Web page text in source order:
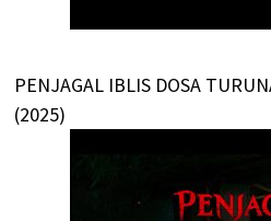
PENJAGAL IBLIS DOSA
(2025)